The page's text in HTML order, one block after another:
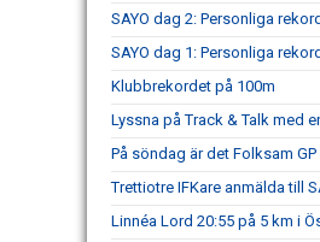
SAYO dag 2: Personliga
SAYO dag 1: Personliga
Klubbrekordet på 100m
Lyssna på Track & Talk med
På söndag är det Folksam
Trettiotre IFKare anmälda till
Linnéa Lord 20:55 på 5 km i